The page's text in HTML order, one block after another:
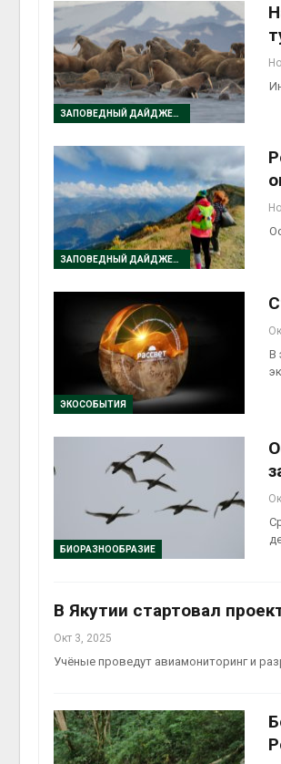
ЗАПОВЕДНЫЙ ДАЙДЖЕСТ
ЗАПОВЕДНЫЙ ДАЙДЖЕСТ
ЭКОСОБЫТИЯ
В
БИОРАЗНООБРАЗИЕ
В Якутии стартовал
Окт 3, 2025
Учёные проведут авиамониторинг и